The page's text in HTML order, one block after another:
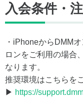
入会条件・
・iPhoneからDMM
ロンをご利用の場合
なります。
推奨環境はこちらを
▶ https://